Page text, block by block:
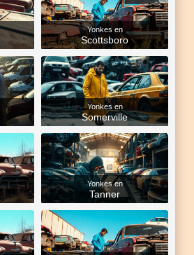
Yonkes en
Scottsboro
Yonkes en
Somerville
Yonkes en
Tanner